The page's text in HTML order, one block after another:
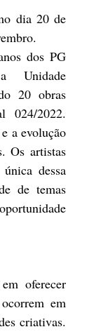
dia 20 de
dos PG
Unidade
20 obras
024/2022.
a evolução
Os artistas
dessa
de temas
oferecer
em
criativas.